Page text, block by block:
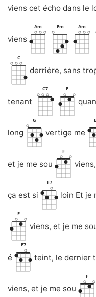
viens cet écho dans le
viens
Am Em Am
C
derrière, sans
tenant
C7 F
long
G
vertige me
et je me sou
F
ça est si
E7
loin Et je
F
viens, et je me
é
E7
teint, le dernier
viens, et je me sou
F